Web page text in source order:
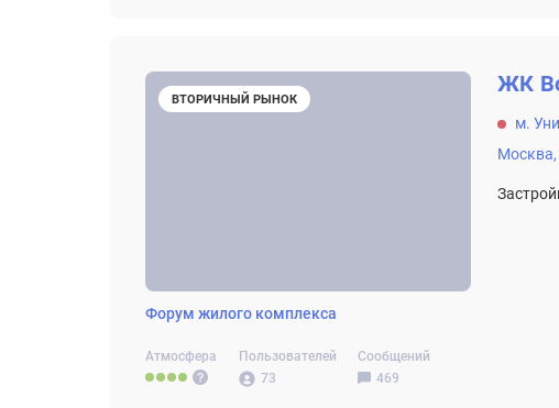
ВТОРИЧНЫЙ РЫНОК
Форум жилого комплекса
Атмосфера
Пользователей
73
Сообщений
469
ЖК
м.
Москва,